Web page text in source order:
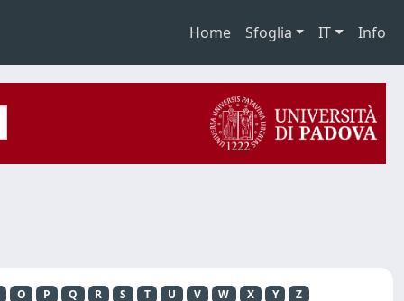
Home Sfoglia IT Info
O P Q R S T U V W X Y Z